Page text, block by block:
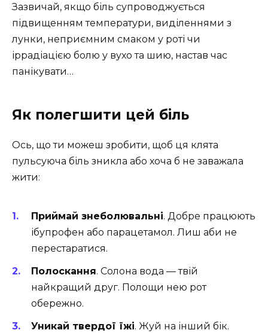
Зазвичай, якщо біль супроводжується
підвищенням температури, виділеннями з
лунки, неприємним смаком у роті чи
іррадіацією болю у вухо та шию, настав час
панікувати…
Як полегшити цей біль
Ось, що ти можеш зробити, щоб ця клята
пульсуюча біль зникла або хоча б не заважала
жити:
Приймай знеболювальні. Добре працюють
ібупрофен або парацетамол. Лиш аби не
перестаратися.
Полоскання. Солона вода — твій
найкращий друг. Полощи нею рот
обережно.
Уникай твердої їжі. Жуй на інший бік.